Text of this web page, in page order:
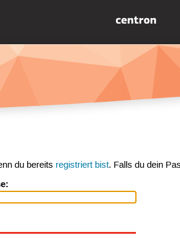
du bereits registriert bist. Falls du dein